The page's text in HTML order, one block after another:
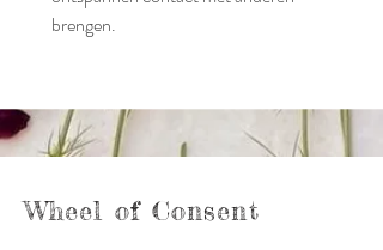
brengen.
Wheel of Consent